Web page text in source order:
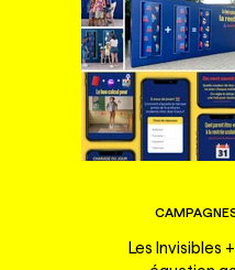
Les Invisibles